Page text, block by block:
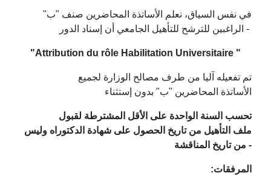
في نفس السياق، نعلم الأساتذة المحاضرين صنف "ب"
الراغبين للترشح للتأهيل الجامعي أن إسناد الدور -
"Attribution du rôle Habilitation Universitaire "
تم تفعيله آليا من طرف مصالح الوزارة لجميع
الأساتذة المحاضرين "ب" بدون إستثناء
ملف التأهيل من تاريخ الحصول على شهادة الدكتوراه وليس
من تاريخ المناقشة -
لمرفقات